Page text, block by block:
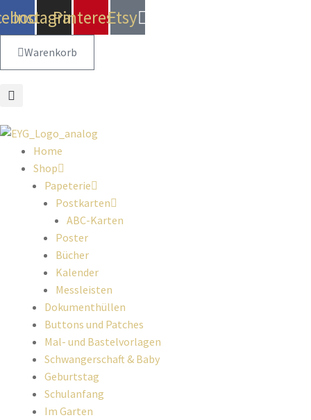
InstagramPinterestEtsy
Warenkorb
Home
Shop
Papeterie
Postkarten
ABC-Karten
Poster
Bücher
Kalender
Messleisten
Dokumenthüllen
Buttons und Patches
Mal- und Bastelvorlagen
Schwangerschaft & Baby
Geburtstag
Schulanfang
Im Garten